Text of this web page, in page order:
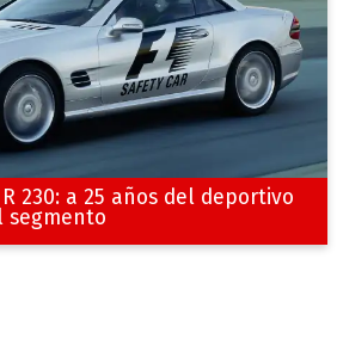
230: a 25 años del deportivo
segmento